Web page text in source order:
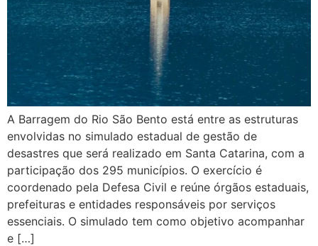
A Barragem do Rio São Bento está entre as estruturas
envolvidas no simulado estadual de gestão de
desastres que será realizado em Santa Catarina, com a
participação dos 295 municípios. O exercício é
coordenado pela Defesa Civil e reúne órgãos estaduais,
prefeituras e entidades responsáveis por serviços
essenciais. O simulado tem como objetivo acompanhar
e […]